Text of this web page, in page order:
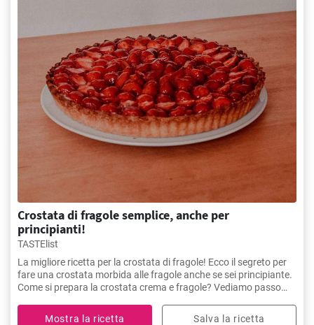
Crostata di fragole semplice, anche per
principianti!
TASTElist
La migliore ricetta per la crostata di fragole! Ecco il segreto per
fare una crostata morbida alle fragole anche se sei principiante.
Come si prepara la crostata crema e fragole? Vediamo passo
Mostra la ricetta
Salva la ricetta